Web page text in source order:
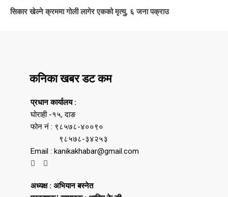
सिकार खेल्ने क्रममा गोली लागेर एकको मृत्यु, ६ जना पक्राउ
कनिका खबर डट कम
प्रधान कार्यालय :
घोराही -१५, दाङ
फोन नं : ९८५७८-४००९०
९८५७८-३४२५३
Email : kanikakhabar@gmail.com
अध्यक्ष : अभियान बस्नेत